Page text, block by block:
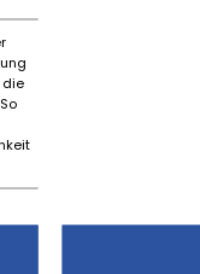
die